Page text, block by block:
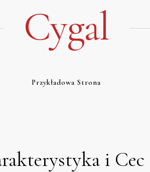
Cygal
Przykładowa Strona
i Cec